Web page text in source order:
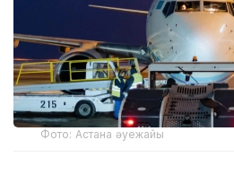
Фото: Астана әуежайы